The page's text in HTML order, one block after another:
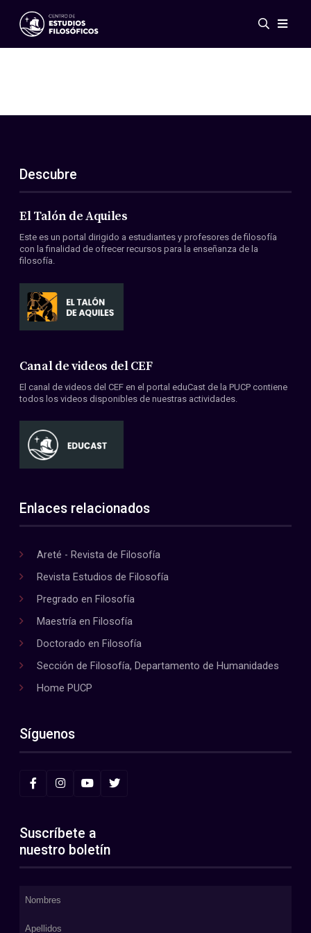
Eventos
ES
EN
Acerca de nosotros
Miembros
Convenios
Descubre
El Talón de Aquiles
Este es un portal dirigido a estudiantes y profesores de filosofía
con la finalidad de ofrecer recursos para la enseñanza de la
filosofía.
Canal de videos del CEF
El canal de videos del CEF en el portal eduCast de la PUCP contiene
todos los videos disponibles de nuestras actividades.
Enlaces relacionados
Areté - Revista de Filosofía
Revista Estudios de Filosofía
Pregrado en Filosofía
Maestría en Filosofía
Doctorado en Filosofía
Sección de Filosofía, Departamento de Humanidades
Home PUCP
Síguenos
Suscríbete a
nuestro boletín